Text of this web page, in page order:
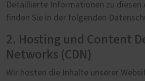
Detaillierte Informationen zu diesen
finden Sie in der folgenden
2. Hosting und Content
Networks (CDN)
Wir hosten die Inhalte unserer